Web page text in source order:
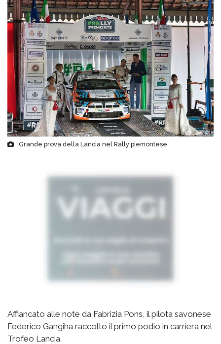
Grande prova della Lancia nel Rally piemontese
Affiancato alle note da Fabrizia Pons, il pilota savonese
Federico Gangiha raccolto il primo podio in carriera nel
Trofeo Lancia.